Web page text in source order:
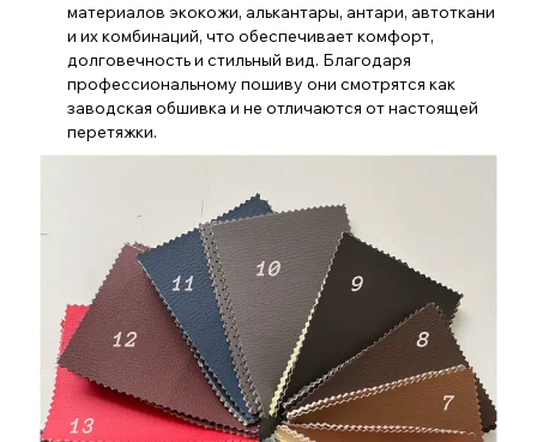
материалов экокожи, алькантары, антари, автоткани
и их комбинаций, что обеспечивает комфорт,
долговечность и стильный вид. Благодаря
профессиональному пошиву они смотрятся как
заводская обшивка и не отличаются от настоящей
перетяжки.